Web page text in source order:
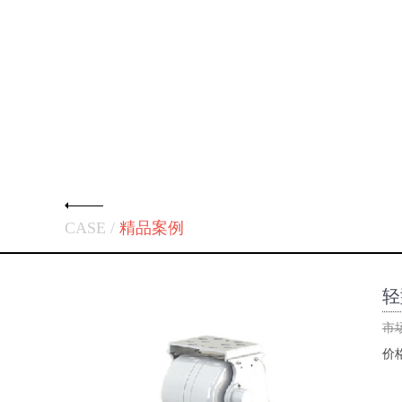
CASE / 精品案例
市
价